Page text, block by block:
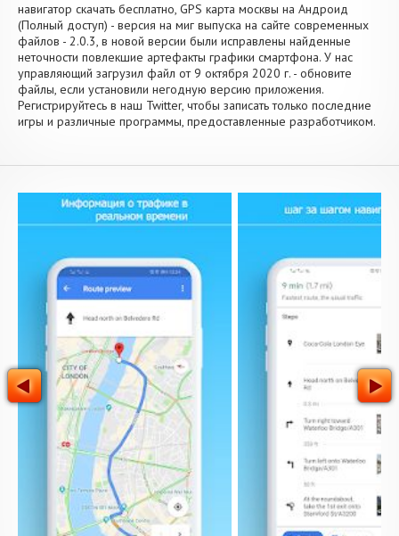
навигатор скачать бесплатно, GPS карта москвы на Андроид
(Полный доступ) - версия на миг выпуска на сайте современных
файлов - 2.0.3, в новой версии были исправлены найденные
неточности повлекшие артефакты графики смартфона. У нас
управляющий загрузил файл от 9 октября 2020 г. - обновите
файлы, если установили негодную версию приложения.
Регистрируйтесь в наш Twitter, чтобы записать только последние
игры и различные программы, предоставленные разработчиком.